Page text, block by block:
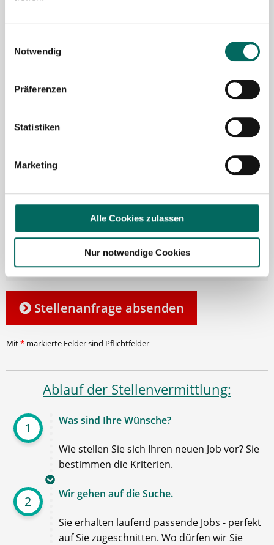
Notwendig
Präferenzen
Statistiken
Marketing
Alle Cookies zulassen
Nur notwendige Cookies
sowie denDatenschutzbestimmungen
der Deutscher
Apotheker Service, Talentzeit GmbH, 33611 Bielefeld. zu.
Ich möchte den Apotheken-Newsletter
Pharmazie- und Apothekenbranche
einverstanden, dass meine Interaktionen
damit passende und relevante
Informationen für mich bereitgestellt
werden können. Im Übrigen habe ich die
Datenschutzerklärunggelesen und bin mit
ihr einverstanden.
Stellenanfrage absenden
Mit* markierte Felder sind Pflichtfelder
Ablauf der Stellenvermittlung:
1 Was sind Ihre Wünsche?
Wie stellen Sie sich Ihren neuen Job vor? Sie
bestimmen die Kriterien.
2 Wir gehen auf die Suche.
Sie erhalten laufend passende Jobs - perfekt
auf Sie zugeschnitten. Wo dürfen wir Sie